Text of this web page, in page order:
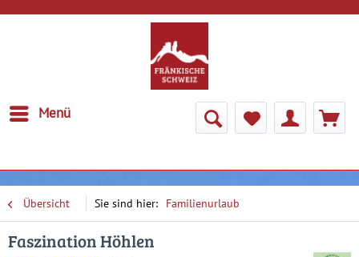
Menü
Übersicht Familienurlaub
Faszination Höhlen